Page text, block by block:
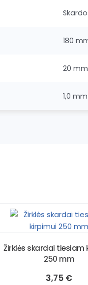
180
20 mm
1,0 mm
Žirklės skardai tiesiam
250 mm
3,75 €